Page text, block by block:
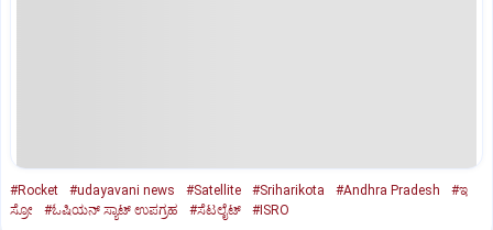
#Rocket #udayavani news #Satellite #Sriharikota #Andhra Pradesh
#ಇ
ಸ್ರೋ
#ಓಷಿಯನ್ ಸ್ಯಾಟ್ ಉಪಗ್ರಹ #ಸೆಟಲೈಟ್ #ISRO